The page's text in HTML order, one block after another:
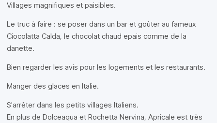
Villages magnifiques et paisibles.
Le truc à faire : se poser dans un bar et goûter au fameux
Ciocolatta Calda, le chocolat chaud epais comme de la
danette.
Bien regarder les avis pour les logements et les restaurants.
Manger des glaces en Italie.
S'arrêter dans les petits villages Italiens.
En plus de Dolceaqua et Rochetta Nervina, Apricale est très